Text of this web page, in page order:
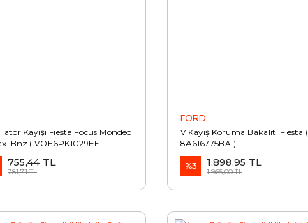
Kayışı Fiesta Focus Mondeo
Bnz ( VOE6PK1029EE -
)
755,44 TL
781,71 TL
FORD
V Kayış Koruma Bakaliti Fiesta (
8A616775BA )
%3 1.898,95 TL
1.965,00 TL